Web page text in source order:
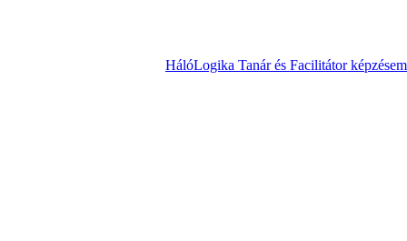
HálóLogika Tanár és Facilitátor képzésem